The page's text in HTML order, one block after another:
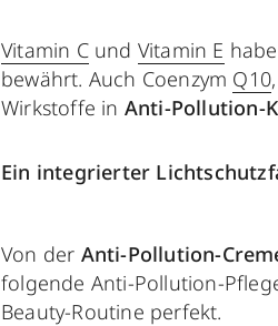
Vitamin Cund Vitamin E
bewährt. Auch Coenzym Q10
Wirkstoffe in Anti-Pollution-
Ein integrierter
Von der Anti-Pollution-
folgende Anti-Pollution-
Beauty-Routine perfekt.